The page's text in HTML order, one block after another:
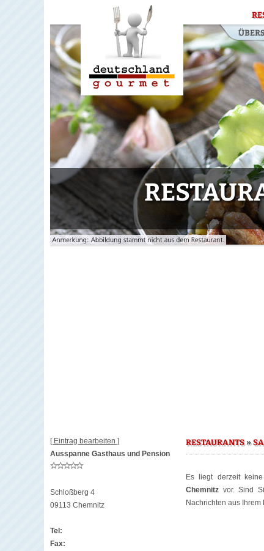
[ Eintrag bearbeiten ]
Ausspanne Gasthaus und Pension
Schloßberg 4
09113 Chemnitz
Tel:
Fax:
RESTAURANTS»
Es liegt derzeit
Chemnitz vor. Sind
Nachrichten aus